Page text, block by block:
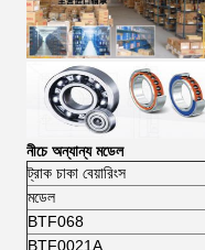
নীচে অন্যান্য মডেল
ট্রাক চাকা বেয়ারিংস
মডেল
BTF068
BTF0021A